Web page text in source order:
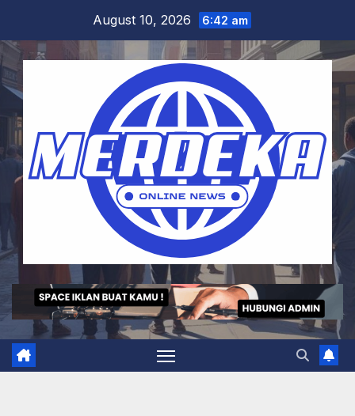
content
August 10, 2026 6:42 am